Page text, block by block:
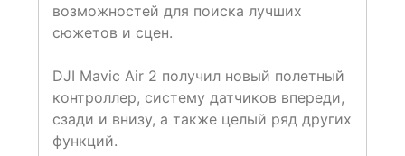
возможностей для поиска лучших
сюжетов и сцен.
DJI Mavic Air 2 получил новый полетный
контроллер, систему датчиков впереди,
сзади и внизу, а также целый ряд других
функций.